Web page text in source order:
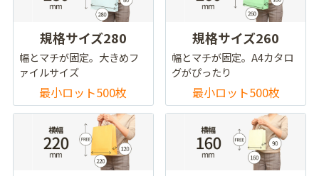
規格サイズ280
幅とマチが固定。大きめフ
ァイルサイズ
最小ロット500枚
規格サイズ260
幅とマチが固定。A4カタロ
グがぴったり
最小ロット500枚